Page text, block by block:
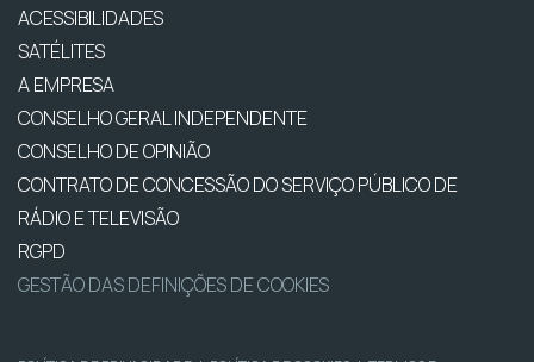
ACESSIBILIDADES
SATÉLITES
A EMPRESA
CONSELHO GERAL INDEPENDENTE
CONSELHO DE OPINIÃO
CONTRATO DE CONCESSÃO DO SERVIÇO PÚBLICO DE
RÁDIO E TELEVISÃO
RGPD
GESTÃO DAS DEFINIÇÕES DE COOKIES